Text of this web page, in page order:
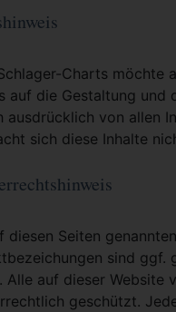
Charts möchte
auf die Gestaltung
ausdrücklich von allen
sich diese Inhalte
diesen Seiten
sind ggf.
Alle auf dieser
geschützt.